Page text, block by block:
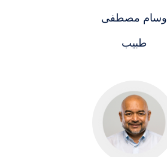
وسام مصطفى
طبيب